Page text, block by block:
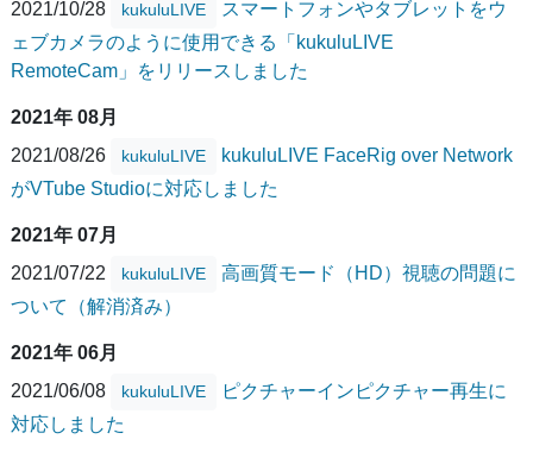
2021/10/28
kukuluLIVE
スマートフォンやタブレットをウ
ェブカメラのように使用できる「kukuluLIVE
RemoteCam」をリリースしました
2021年 08月
2021/08/26
kukuluLIVE
kukuluLIVE FaceRig over Network
がVTube Studioに対応しました
2021年 07月
2021/07/22
kukuluLIVE
高画質モード（HD）視聴の問題に
ついて（解消済み）
2021年 06月
2021/06/08
kukuluLIVE
ピクチャーインピクチャー再生に
対応しました